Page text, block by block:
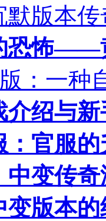
默版本
恐怖——
：一种
介绍与
：官服
中变传
变版本